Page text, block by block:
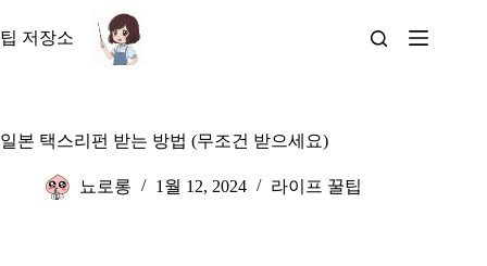
문
뛰
팁 저장소
일본 택스리펀 받는 방법 (무조건 받으세요)
뇨로롱 1월 12, 2024 라이프 꿀팁